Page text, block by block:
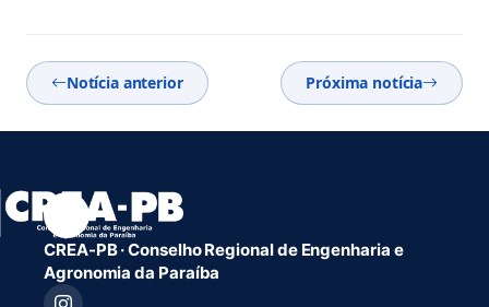
Notícia anterior Próxima notícia
CREA-PB · Conselho Regional de Engenharia e
Agronomia da Paraíba